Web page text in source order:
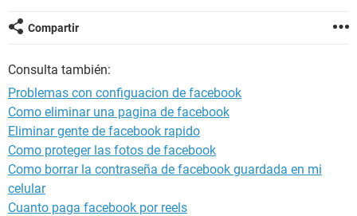
Compartir
Consulta también:
Problemas con configuacion de facebook
Como eliminar una pagina de facebook
Eliminar gente de facebook rapido
Como proteger las fotos de facebook
Como borrar la contraseña de facebook guardada en mi
celular
Cuanto paga facebook por reels